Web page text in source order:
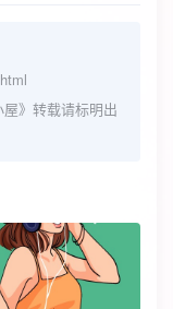
》转载请标明出